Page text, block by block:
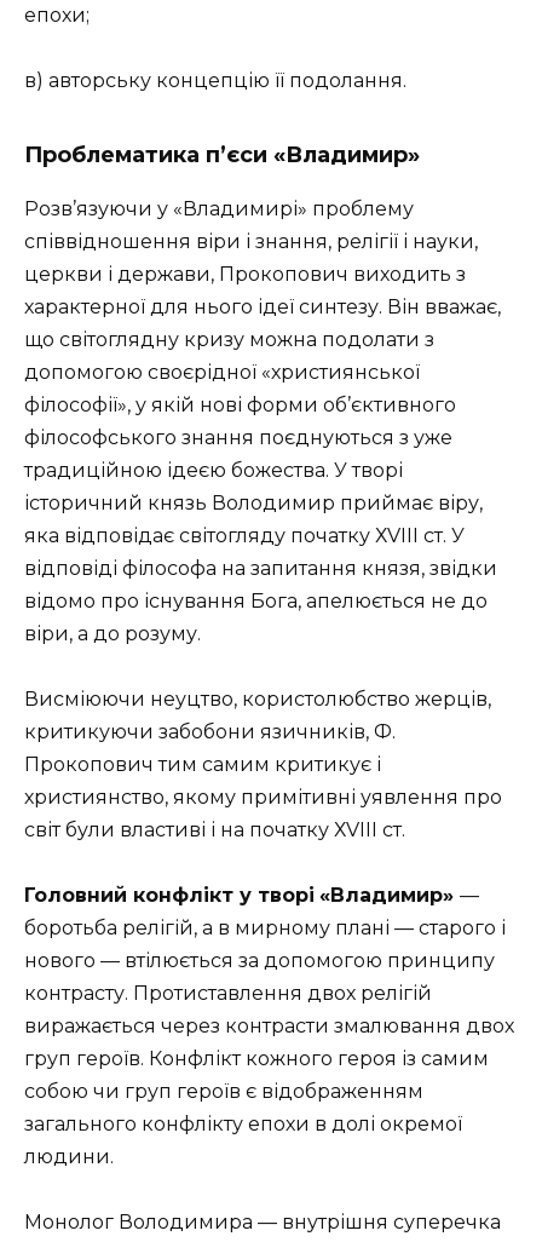
епохи;
в) авторську концепцію її подолання.
Проблематика п’єси «Владимир»
Розв’язуючи у «Владимирі» проблему
співвідношення віри і знання, релігії і науки,
церкви і держави, Прокопович виходить з
характерної для нього ідеї синтезу. Він вважає,
що світоглядну кризу можна подолати з
допомогою своєрідної «християнської
філософії», у якій нові форми об’єктивного
філософського знання поєднуються з уже
традиційною ідеєю божества. У творі
історичний князь Володимир приймає віру,
яка відповідає світогляду початку ХVІІІ ст. У
відповіді філософа на запитання князя, звідки
відомо про існування Бога, апелюється не до
віри, а до розуму.
Висміюючи неуцтво, користолюбство жерців,
критикуючи забобони язичників, Ф.
Прокопович тим самим критикує і
християнство, якому примітивні уявлення про
світ були властиві і на початку ХVІІІ ст.
Головний конфлікт у творі «Владимир» —
боротьба релігій, а в мирному плані — старого і
нового — втілюється за допомогою принципу
контрасту. Протиставлення двох релігій
виражається через контрасти змалювання двох
груп героїв. Конфлікт кожного героя із самим
собою чи груп героїв є відображенням
загального конфлікту епохи в долі окремої
людини.
Монолог Володимира — внутрішня суперечка